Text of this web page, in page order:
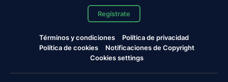
Regístrate
Términos y condiciones
Política de privacidad
Política de cookies
Notificaciones de Copyright
Cookies settings